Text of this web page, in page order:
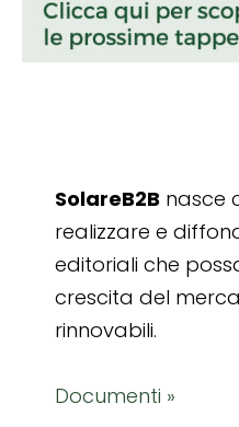
SolareB2B nasce
realizzare e
editoriali che
crescita del
rinnovabili.
Documenti »